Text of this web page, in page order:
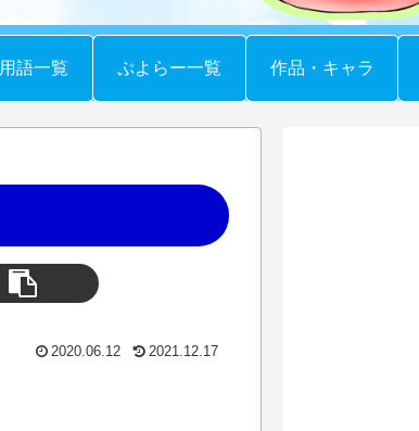
用語一覧 ぷよらー一覧 作品・キャラ
2020.06.12 2021.12.17